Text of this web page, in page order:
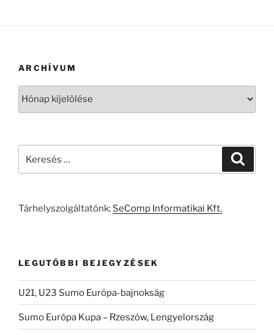
ARCHÍVUM
Tárhelyszolgáltatónk: SeComp Informatikai Kft.
LEGUTÓBBI BEJEGYZÉSEK
U21, U23 Sumo Európa-bajnokság
Sumo Európa Kupa – Rzeszów, Lengyelország